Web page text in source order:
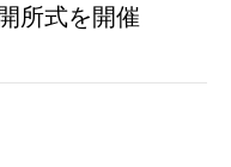
所式を開催